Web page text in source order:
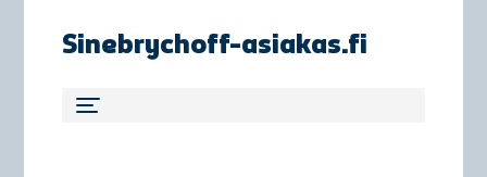
Sinebrychoff-asiakas.fi